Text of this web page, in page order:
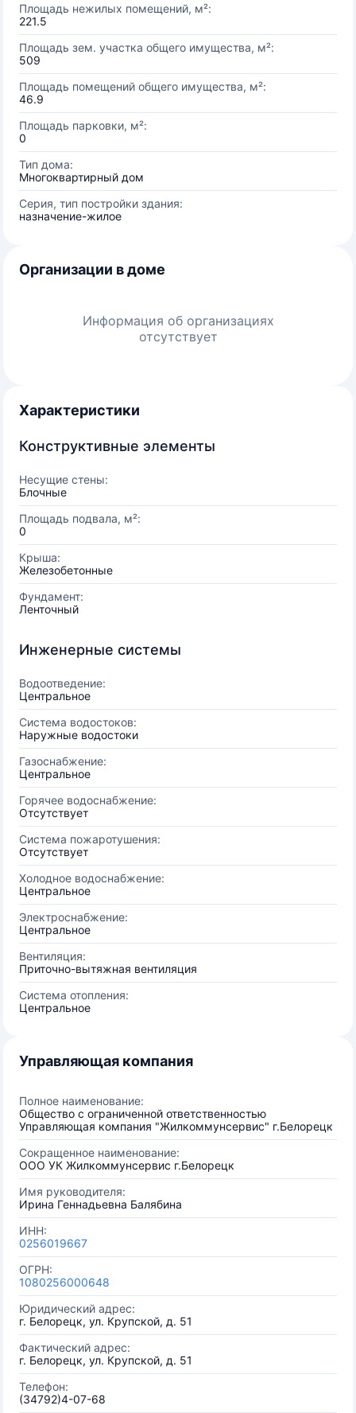
Площадь нежилых помещений, м²:
221.5
Площадь зем. участка общего имущества, м²:
509
Площадь помещений общего имущества, м²:
46.9
Площадь парковки, м²:
0
Тип дома:
Многоквартирный дом
Серия, тип постройки здания:
назначение-жилое
Организации в доме
Информация об организациях
отсутствует
Характеристики
Конструктивные элементы
Несущие стены:
Блочные
Площадь подвала, м²:
0
Крыша:
Железобетонные
Фундамент:
Ленточный
Инженерные системы
Водоотведение:
Центральное
Система водостоков:
Наружные водостоки
Газоснабжение:
Центральное
Горячее водоснабжение:
Отсутствует
Система пожаротушения:
Отсутствует
Холодное водоснабжение:
Центральное
Электроснабжение:
Центральное
Вентиляция:
Приточно-вытяжная вентиляция
Система отопления:
Центральное
Управляющая компания
Полное наименование:
Общество с ограниченной ответственностью
Управляющая компания "Жилкоммунсервис" г.Белорецк
Сокращенное наименование:
ООО УК Жилкоммунсервис г.Белорецк
Имя руководителя:
Ирина Геннадьевна Балябина
ИНН:
0256019667
ОГРН:
1080256000648
Юридический адрес:
г. Белорецк, ул. Крупской, д. 51
Фактический адрес:
г. Белорецк, ул. Крупской, д. 51
Телефон:
(34792)4-07-68